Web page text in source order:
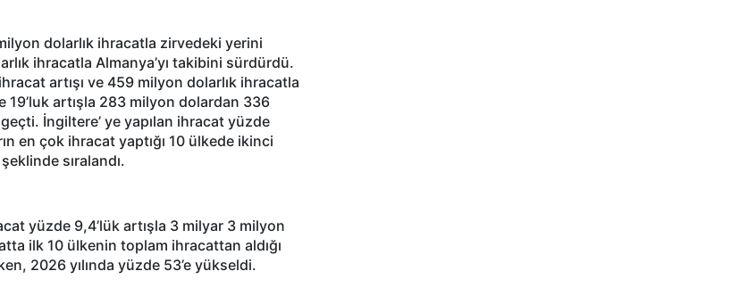
dolarlık ihracatla zirvedeki yerini
ihracatla Almanya’yı takibini sürdürdü.
artışı ve 459 milyon dolarlık ihracatla
19’luk artışla 283 milyon dolardan 336
İngiltere’ ye yapılan ihracat yüzde
en çok ihracat yaptığı 10 ülkede ikinci
sıralandı.
yüzde 9,4’lük artışla 3 milyar 3 milyon
ilk 10 ülkenin toplam ihracattan aldığı
2026 yılında yüzde 53’e yükseldi.